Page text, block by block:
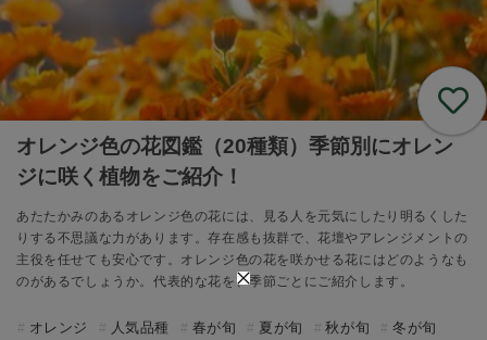
オレンジ色の花図鑑（20種類）季節別にオレン
ジに咲く植物をご紹介！
あたたかみのあるオレンジ色の花には、見る人を元気にしたり明るくした
りする不思議な力があります。存在感も抜群で、花壇やアレンジメントの
主役を任せても安心です。オレンジ色の花を咲かせる花にはどのようなも
のがあるでしょうか。代表的な花を、季節ごとにご紹介します。
オレンジ 人気品種 春が旬 夏が旬 秋が旬 冬が旬